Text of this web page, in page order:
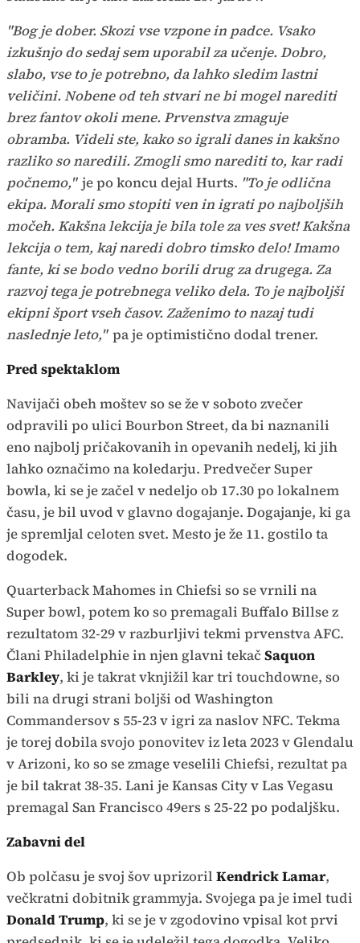
"Bog je dober. Skozi vse vzpone in padce. Vsako
izkušnjo do sedaj sem uporabil za učenje. Dobro,
slabo, vse to je potrebno, da lahko sledim lastni
veličini. Nobene od teh stvari ne bi mogel narediti
brez fantov okoli mene. Prvenstva zmaguje
obramba. Videli ste, kako so igrali danes in kakšno
razliko so naredili. Zmogli smo narediti to, kar radi
počnemo," je po koncu dejal Hurts. "To je odlična
ekipa. Morali smo stopiti ven in igrati po najboljših
močeh. Kakšna lekcija je bila tole za ves svet! Kakšna
lekcija o tem, kaj naredi dobro timsko delo! Imamo
fante, ki se bodo vedno borili drug za drugega. Za
razvoj tega je potrebnega veliko dela. To je najboljši
ekipni šport vseh časov. Zaženimo to nazaj tudi
naslednje leto," pa je optimistično dodal trener.
Pred spektaklom
Navijači obeh moštev so se že v soboto zvečer
odpravili po ulici Bourbon Street, da bi naznanili
eno najbolj pričakovanih in opevanih nedelj, ki jih
lahko označimo na koledarju. Predvečer Super
bowla, ki se je začel v nedeljo ob 17.30 po lokalnem
času, je bil uvod v glavno dogajanje. Dogajanje, ki ga
je spremljal celoten svet. Mesto je že 11. gostilo ta
dogodek.
QuarterbackMahomes in Chiefsi so se vrnili na
Super bowl, potem ko so premagali Buffalo Billse z
rezultatom 32-29 v razburljivi tekmi prvenstva AFC.
Člani Philadelphie in njen glavni tekačSaquon
Barkley, ki je takrat vknjižil kar tri touchdowne, so
bili na drugi strani boljši od Washington
Commandersov s 55-23 v igri za naslov NFC. Tekma
je torej dobila svojo ponovitev iz leta 2023 v Glendalu
v Arizoni, ko so se zmage veselili Chiefsi, rezultat pa
je bil takrat 38-35. Lani je Kansas City v Las Vegasu
premagal San Francisco 49ers s 25-22 po podaljšku.
Zabavni del
Ob polčasu je svoj šov uprizoril Kendrick Lamar,
večkratni dobitnik grammyja. Svojega pa je imel tudi
Donald Trump, ki se je v zgodovino vpisal kot prvi